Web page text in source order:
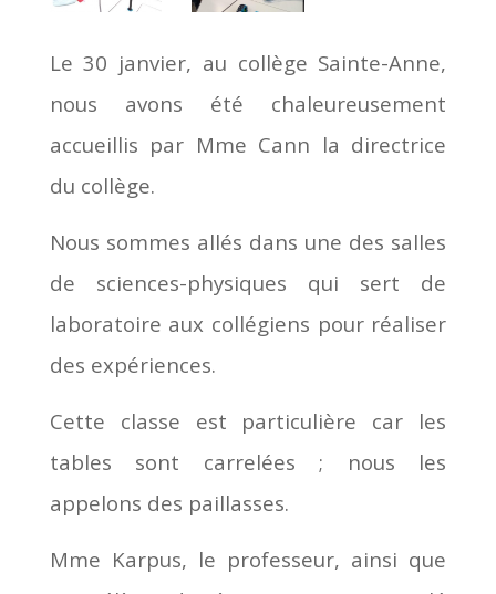
Le 30 janvier, au collège Sainte-Anne,
nous avons été chaleureusement
accueillis par Mme Cann la directrice
du collège.
Nous sommes allés dans une des salles
de sciences-physiques qui sert de
laboratoire aux collégiens pour réaliser
des expériences.
Cette classe est particulière car les
tables sont carrelées ; nous les
appelons des paillasses.
Mme Karpus, le professeur, ainsi que